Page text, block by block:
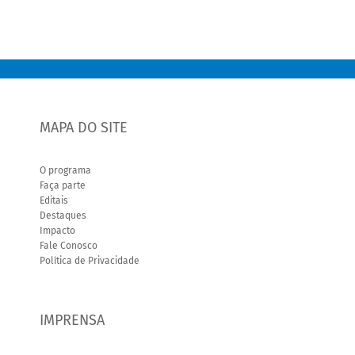
MAPA DO SITE
O programa
Faça parte
Editais
Destaques
Impacto
Fale Conosco
Política de Privacidade
IMPRENSA